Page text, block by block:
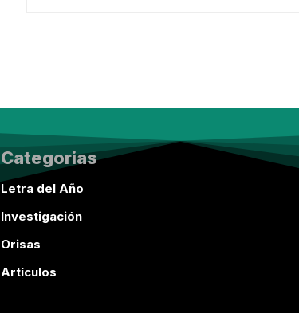
Categorias
Letra del Año
Investigación
Orisas
Artículos